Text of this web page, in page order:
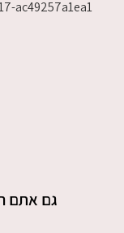
גם אתם